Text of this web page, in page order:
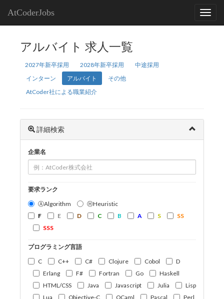
AtCoderJobs
アルバイト 求人一覧
2027年新卒採用 2028年新卒採用
中途採用
インターン
アルバイト
その他
AtCoder社による職業紹介
詳細検索
企業名
要求ランク
ⒶAlgorithm
ⒽHeuristic
F
E D C B A S
SS
SSS
プログラミング言語
C
C++ C# Clojure Cobol
D
Erlang
F# Fortran Go
Haskell
HTML/CSS
Java Javascript Julia
Lisp
Lua
Objective-C OCaml Pascal
Perl